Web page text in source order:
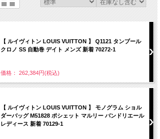
【 ルイヴィトン LOUIS VUITTON 】 Q1121 タンブール
クロノ SS 自動巻 デイト メンズ 新着 70272-1
価格： 262,384円(税込)
【 ルイヴィトン LOUIS VUITTON 】 モノグラム ショル
ダーバッグ M51828 ポシェット マルリー バンドリエール
レディース 新着 70129-1